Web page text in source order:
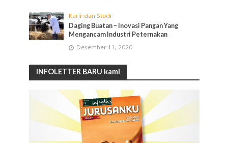
Karir dan Studi
Daging Buatan – Inovasi Pangan Yang
Mengancam Industri Peternakan
Desember 11, 2020
INFOLETTER BARU kami